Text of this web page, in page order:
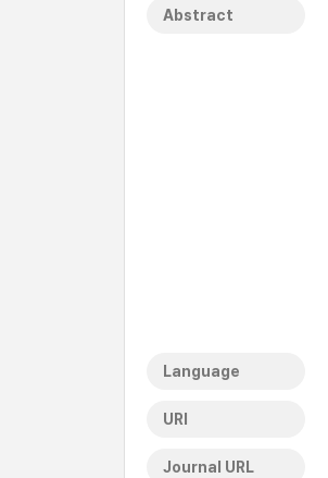
Abstract
Language
URI
Journal URL